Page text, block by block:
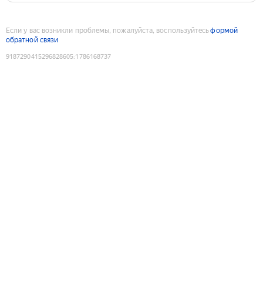
Если у вас возникли проблемы, пожалуйста, воспользуйтесьформой
обратной связи
9187290415296828605:1786168737